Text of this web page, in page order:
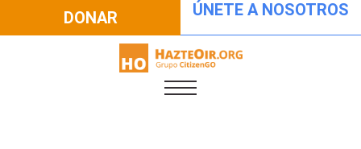
DONAR ÚNETE A NOSOTROS